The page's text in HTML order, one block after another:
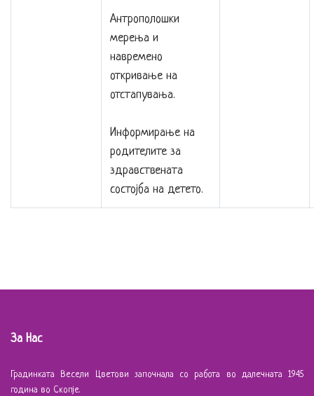
Антрополошки
мерења и
навремено
откривање на
отстапувања.
Информирање на
родителите за
здравствената
состојба на детето.
За Нас
Градинката Весели Цветови започнала со работа во далечната 1945
година во Скопје.